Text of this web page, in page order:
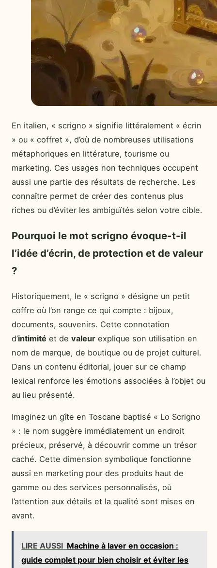
En italien, « scrigno » signifie littéralement « écrin
» ou « coffret », d’où de nombreuses utilisations
métaphoriques en littérature, tourisme ou
marketing. Ces usages non techniques occupent
aussi une partie des résultats de recherche. Les
connaître permet de créer des contenus plus
riches ou d’éviter les ambiguïtés selon votre cible.
Pourquoi le mot scrigno évoque-t-il
l’idée d’écrin, de protection et de valeur
?
Historiquement, le « scrigno » désigne un petit
coffre où l’on range ce qui compte : bijoux,
documents, souvenirs. Cette connotation
d’intimité et de valeur explique son utilisation en
nom de marque, de boutique ou de projet culturel.
Dans un contenu éditorial, jouer sur ce champ
lexical renforce les émotions associées à l’objet ou
au lieu présenté.
Imaginez un gîte en Toscane baptisé « Lo Scrigno
» : le nom suggère immédiatement un endroit
précieux, préservé, à découvrir comme un trésor
caché. Cette dimension symbolique fonctionne
aussi en marketing pour des produits haut de
gamme ou des services personnalisés, où
l’attention aux détails et la qualité sont mises en
avant.
LIRE AUSSI Machine à laver en occasion :
guide complet pour bien choisir et éviter les